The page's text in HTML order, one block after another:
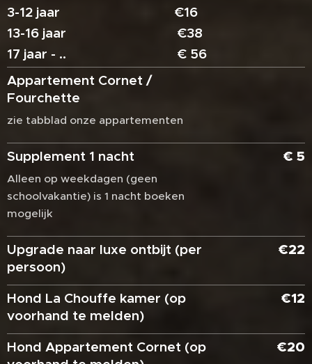
3-12 jaar €16
13-16 jaar €38
17 jaar - .. € 56
Appartement Cornet /
Fourchette
zie tabblad onze appartementen
Supplement 1 nacht
Alleen op weekdagen (geen
schoolvakantie) is 1 nacht boeken
mogelijk
€ 5
Upgrade naar luxe ontbijt (per
persoon)
€22
Hond La Chouffe kamer (op
voorhand te melden)
€12
Hond Appartement Cornet (op
€20